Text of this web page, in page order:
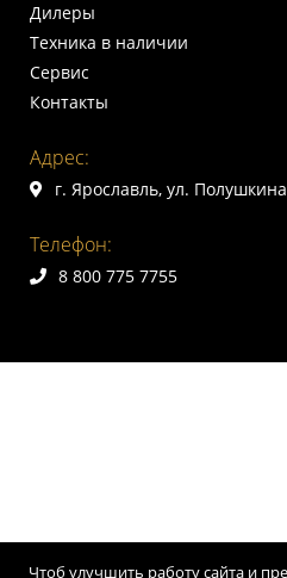
Дилеры
Техника в наличии
Сервис
Контакты
Адрес:
г. Ярославль, ул.
Телефон:
8 800 775 7755
Чтоб улучшить работу сайта и